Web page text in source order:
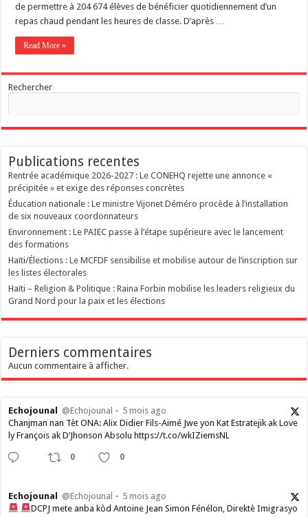
de permettre à 204 674 élèves de bénéficier quotidiennement d’un
repas chaud pendant les heures de classe. D’après …
Read More »
Rechercher
Publications recentes
Rentrée académique 2026-2027 : Le CONEHQ rejette une annonce «
précipitée » et exige des réponses concrètes
Éducation nationale : Le ministre Vijonet Déméro procède à l’installation
de six nouveaux coordonnateurs
Environnement : Le PAIEC passe à l’étape supérieure avec le lancement
des formations
Haïti/Élections : Le MCFDF sensibilise et mobilise autour de l’inscription sur
les listes électorales
Haïti – Religion & Politique : Raina Forbin mobilise les leaders religieux du
Grand Nord pour la paix et les élections
Derniers commentaires
Aucun commentaire à afficher.
Echojounal @Echojounal
5 mois ago
Chanjman nan Tèt ONA: Alix Didier Fils-Aimé Jwe yon Kat Estratejik ak Love
ly François ak D’Jhonson Absolu https://t.co/wkIZiemsNL
0 0
Echojounal @Echojounal
5 mois ago
DCPJ mete anba kòd Antoine Jean Simon Fénélon, Direktè Imigrasyo